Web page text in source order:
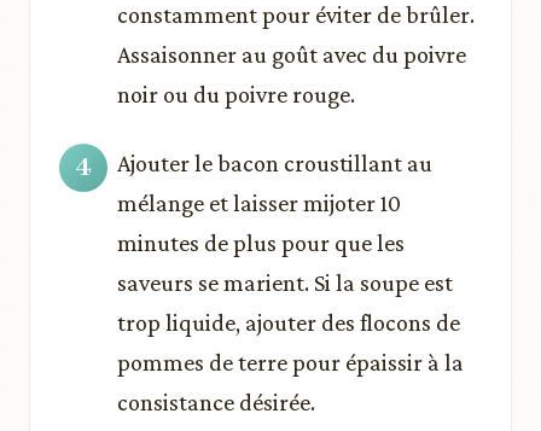
constamment pour éviter de brûler.
Assaisonner au goût avec du poivre
noir ou du poivre rouge.
Ajouter le bacon croustillant au
mélange et laisser mijoter 10
minutes de plus pour que les
saveurs se marient. Si la soupe est
trop liquide, ajouter des flocons de
pommes de terre pour épaissir à la
consistance désirée.